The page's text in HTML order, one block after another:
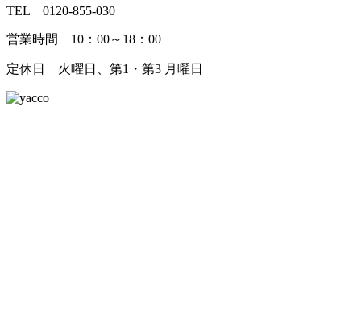
TEL 0120-855-030
営業時間 10：00～18：00
定休日 火曜日、第1・第3 月曜日